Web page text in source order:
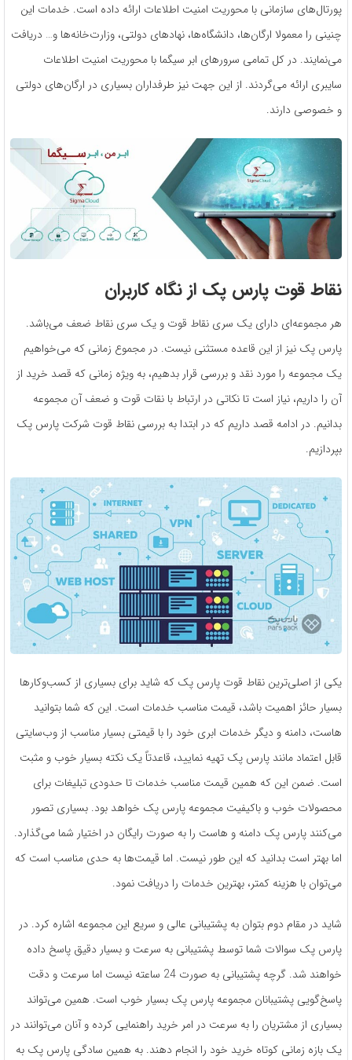
پورتال‌های سازمانی با محوریت امنیت اطلاعات ارائه داده است. خدمات این
چنینی را معمولا ارگان‌ها، دانشگاه‌ها، نهادهای دولتی، وزارت‌خانه‌ها و… دریافت
می‌نمایند. در کل تمامی سرورهای ابر سیگما با محوریت امنیت اطلاعات
سایبری ارائه می‌گردند. از این جهت نیز طرفداران بسیاری در ارگان‌های دولتی
و خصوصی دارند.
نقاط قوت پارس پک از نگاه کاربران
هر مجموعه‌ای دارای یک سری نقاط قوت و یک سری نقاط ضعف می‌باشد.
پارس پک نیز از این قاعده مستثنی نیست. در مجموع زمانی که می‌خواهیم
یک مجموعه را مورد نقد و بررسی قرار بدهیم، به ویژه زمانی که قصد خرید از
آن را داریم، نیاز است تا نکاتی در ارتباط با نقات قوت و ضعف آن مجموعه
بدانیم. در ادامه قصد داریم که در ابتدا به بررسی نقاط قوت شرکت پارس پک
بپردازیم.
یکی از اصلی‌ترین نقاط قوت پارس پک که شاید برای بسیاری از کسب‌وکارها
بسیار حائز اهمیت باشد، قیمت مناسب خدمات است. این که شما بتوانید
هاست، دامنه و دیگر خدمات ابری خود را با قیمتی بسیار مناسب از وب‌سایتی
قابل اعتماد مانند پارس پک تهیه نمایید، قاعدتاً یک نکته بسیار خوب و مثبت
است. ضمن این که همین قیمت مناسب خدمات تا حدودی تبلیغات برای
محصولات خوب و باکیفیت مجموعه پارس پک خواهد بود. بسیاری تصور
می‌کنند پارس پک دامنه و هاست را به صورت رایگان در اختیار شما می‌گذارد.
اما بهتر است بدانید که این طور نیست. اما قیمت‌ها به حدی مناسب است که
می‌توان با هزینه کمتر، بهترین خدمات را دریافت نمود.
شاید در مقام دوم بتوان به پشتیبانی عالی و سریع این مجموعه اشاره کرد. در
پارس پک سوالات شما توسط پشتیبانی به سرعت و بسیار دقیق پاسخ داده
خواهند شد. گرچه پشتیبانی به صورت 24 ساعته نیست اما سرعت و دقت
پاسخ‌گویی پشتیبانان مجموعه پارس پک بسیار خوب است. همین می‌تواند
بسیاری از مشتریان را به سرعت در امر خرید راهنمایی کرده و آنان می‌توانند در
یک بازه زمانی کوتاه خرید خود را انجام دهند. به همین سادگی پارس پک به